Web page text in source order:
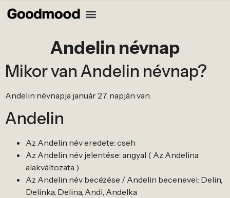
Andelin névnap
Mikor van Andelin névnap?
Andelin névnapja január 27. napján van.
Andelin
Az Andelin név eredete: cseh
Az Andelin név jelentése: angyal ( Az Andelina
alakváltozata )
Az Andelin név becézése / Andelin becenevei: Delin,
Delinka, Delina, Andi, Andelka